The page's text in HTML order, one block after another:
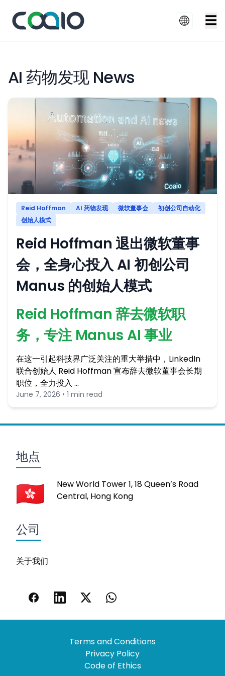
☰
AI 药物发现 News
Reid Hoffman AI 药物发现 微软董事会
初创公司自动化
创始人模式
Reid Hoffman 退出微软董事
会，全身心投入 AI 初创公司
Manus 的创始人模式
Reid Hoffman 辞去微软职
务，专注 Manus AI 事业
在这一引起科技界广泛关注的重大举措中，LinkedIn
联合创始人 Reid Hoffman 宣布辞去微软董事会长期
职位，全力投入 …
June 7, 2026 • 1 min read
地点
New World Tower 1, 18 Queen’s Road
Central, Hong Kong
公司
关于我们
Terms and Conditions
Privacy Policy
Code of Ethics